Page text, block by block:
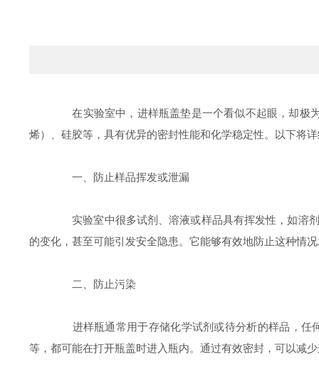
在实验室中，进样瓶盖垫是一个看似不起眼，却极为
烯）、硅胶等，具有优异的密封性能和化学稳定性。以下将
一、防止样品挥发或泄漏
实验室中很多试剂、溶液或样品具有挥发性，如溶剂
的变化，甚至可能引发安全隐患。它能够有效地防止这种情
二、防止污染
进样瓶通常用于存储化学试剂或待分析的样品，任
等，都可能在打开瓶盖时进入瓶内。通过有效密封，可以减